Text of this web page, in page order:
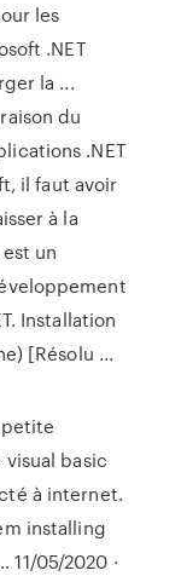
les
.NET
la ...
du
.NET
il faut avoir
à la
un
Installation
[Résolu ...
basic
à internet.
installing
11/05/2020 ·